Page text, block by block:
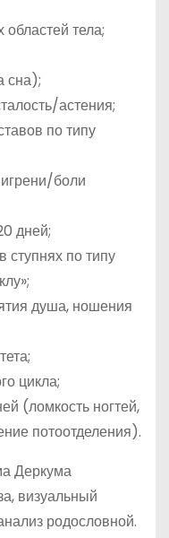
тела;
сна);
астения;
по типу
боли
дней;
по типу
душа, ношения
цикла;
(ломкость ногтей,
потоотделения).
Деркума
визуальный
родословной.